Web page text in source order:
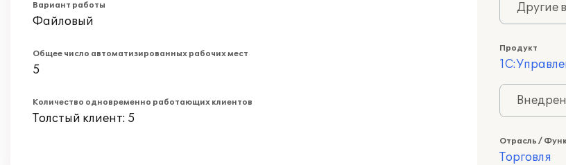
Вариант работы
Файловый
Общее число автоматизированных рабочих мест
5
Количество одновременно работающих клиентов
Толстый клиент: 5
Другие
Продукт
Отрасль /
Торговля